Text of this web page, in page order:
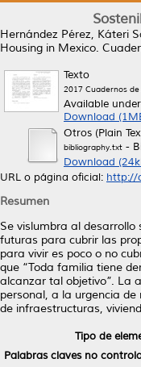
Hernández Pérez, Káteri
Housing in Mexico.
Texto
2017 Cuadernos
Available
Download
Otros (Plain
bibliography.txt -
Download
URL o página oficial: http://
Resumen
Se vislumbra al
futuras para cubrir las
para vivir es poco o no
que “Toda familia tiene
alcanzar tal objetivo”. La
personal, a la urgencia
de infraestructuras,
Tipo de
Palabras claves no